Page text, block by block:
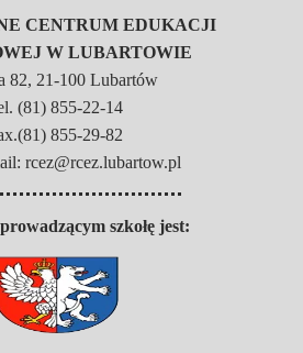
CENTRUM EDUKACJI
W LUBARTOWIE
82, 21-100 Lubartów
(81) 855-22-14
855-29-82
rcez@rcez.lubartow.pl
szkołę jest: